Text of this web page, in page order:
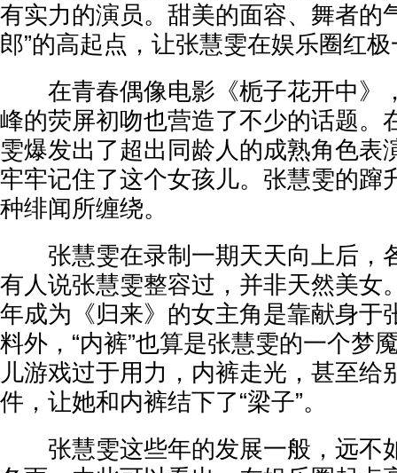
有实力的演员。甜美的面容、舞者的
郎”的高起点，让张慧雯在娱乐圈红
在青春偶像电影《栀子花开中》
峰的荧屏初吻也营造了不少的话题。
雯爆发出了超出同龄人的成熟角色表
牢牢记住了这个女孩儿。张慧雯的蹿
种绯闻所缠绕。
张慧雯在录制一期天天向上后，
有人说张慧雯整容过，并非天然美女
年成为《归来》的女主角是靠献身于
料外，“内裤”也算是张慧雯的一个梦
儿游戏过于用力，内裤走光，甚至给
件，让她和内裤结下了“梁子”。
张慧雯这些年的发展一般，远不